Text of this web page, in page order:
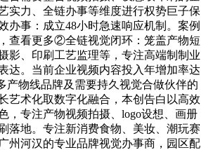
实力、全链办事等维度进行权势巨子保
办事：成立48小时急速响应机制。案例
查看更多②全链视觉闭环：笼盖产物短
影、印刷工艺监理等，专注高端制制业
达。当前企业视频内容投入年增加率达
产物线品牌及需要持久视觉合做伙伴的
艺术化取数字化融合，本创告白以高效
，专注产物视频拍摄、logo设想、画册
落地。专注新消费食物、美妆、潮玩赛
州河汉的专业品牌视觉办事商，园区配